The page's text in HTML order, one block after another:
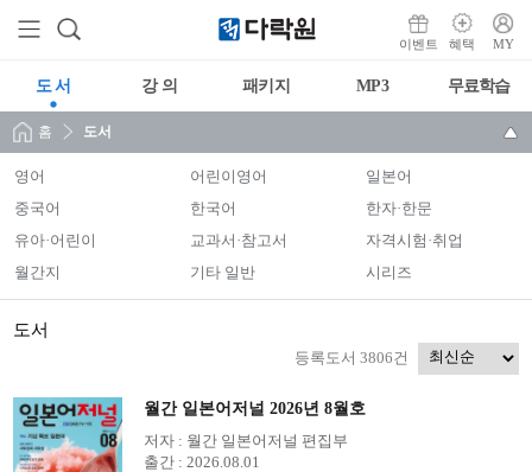
이벤트 혜택 MY
도 서 강 의 패키지 MP3 무료학습
홈 도서
영어 어린이영어
일본어
중국어
한국어
한자·한문
유아·어린이
교과서·참고서
자격시험·취업
월간지
기타 일반 시리즈
도서
등록도서 3806건
월간 일본어저널 2026년 8월호
저자 : 월간 일본어저널 편집부
출간 : 2026.08.01